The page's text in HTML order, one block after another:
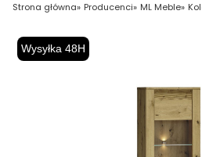
Strona główna Producenci ML Meble
Wysyłka 48H